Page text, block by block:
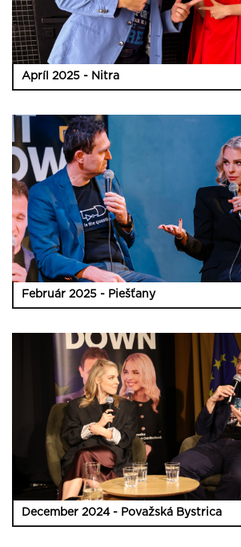
Apríl 2025 - Nitra
Február 2025 - Piešťany
December 2024 - Považská Bystrica